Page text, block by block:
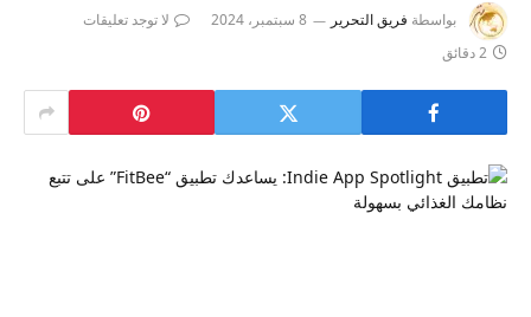
بواسطة فريق التحرير 8 سبتمبر، 2024
لا توجد تعليقات
2 دقائق